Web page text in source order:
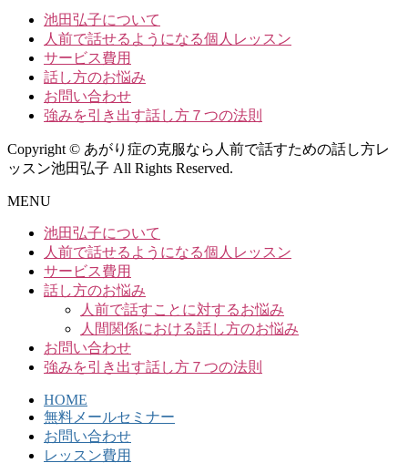
池田弘子について
人前で話せるようになる個人レッスン
サービス費用
話し方のお悩み
お問い合わせ
強みを引き出す話し方７つの法則
Copyright © あがり症の克服なら人前で話すための話し方レ
ッスン池田弘子 All Rights Reserved.
MENU
池田弘子について
人前で話せるようになる個人レッスン
サービス費用
話し方のお悩み
人前で話すことに対するお悩み
人間関係における話し方のお悩み
お問い合わせ
強みを引き出す話し方７つの法則
HOME
無料メールセミナー
お問い合わせ
レッスン費用